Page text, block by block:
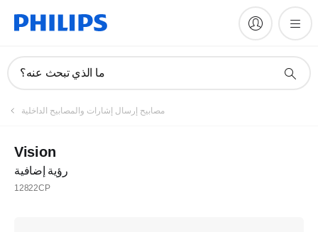
ما الذي تبحث عنه؟
مصابيح إرسال إشارات والمصابيح الداخلية
Vision
رؤية إضافية
12822CP